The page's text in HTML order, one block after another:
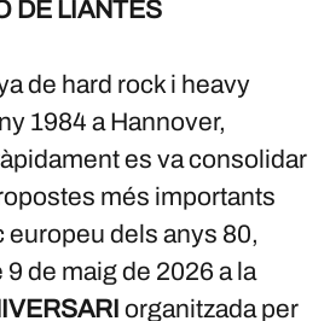
DE LIANTES
de hard rock i heavy
1984 a Hannover,
es va consolidar
més importants
dels anys 80,
de maig de 2026 a la
organitzada per